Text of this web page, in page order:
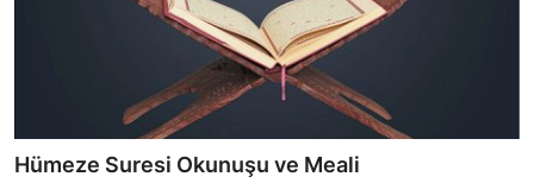
DESTEKLİYORUM
NAMAZ
Hümeze Suresi Okunuşu ve Meali